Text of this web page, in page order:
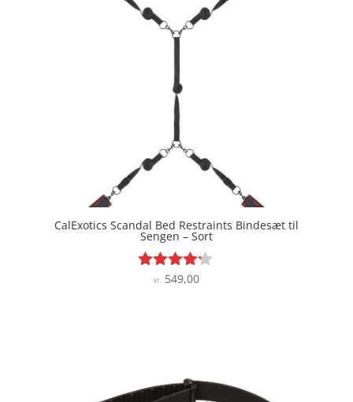
CalExotics Scandal Bed Restraints Bindesæt til
Sengen – Sort
Vurderet
kr. 549,00